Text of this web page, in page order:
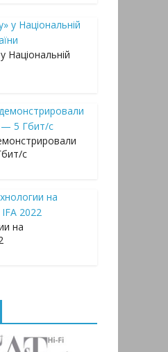
Національній
с
на